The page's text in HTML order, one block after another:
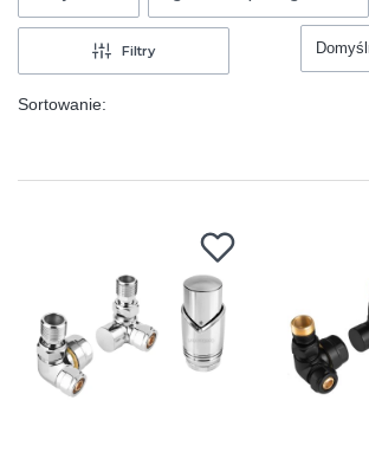
Filtry
Sortowanie: